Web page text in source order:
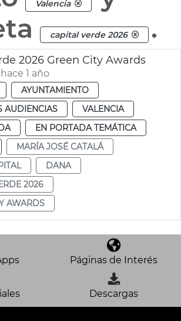
Valencia
capital verde 2026 .
2026 Green City Awards
1 año
AYUNTAMIENTO
AUDIENCIAS
VALENCIA
EN PORTADA TEMÁTICA
MARÍA JOSÉ CATALÁ
DANA
2026
AWARDS
Páginas de Interés
Descargas